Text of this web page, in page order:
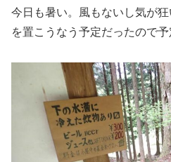
今日も暑い。風もないし気が
を置こうなう予定だったので予